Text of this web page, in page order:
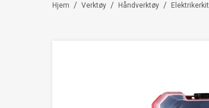
/
Hjem /
Verktøy /
Håndverktøy Elektrikerkit